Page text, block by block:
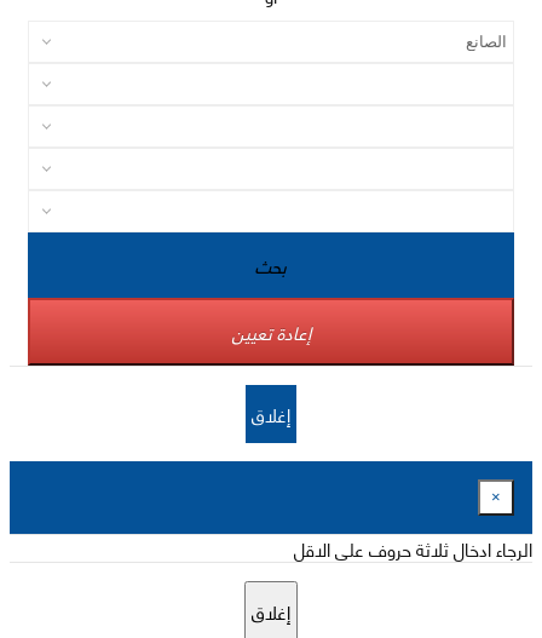
بحث
إعادة تعيين
إغلاق
×
الرجاء ادخال ثلاثة حروف على الاقل
إغلاق